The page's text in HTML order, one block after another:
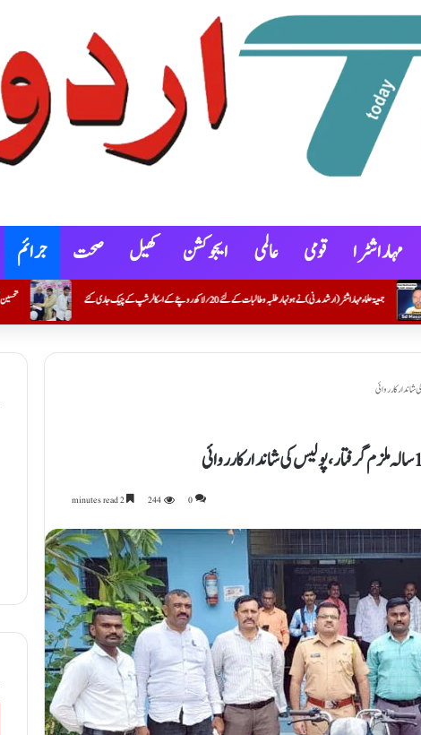
مہاراشٹرا قومی عالمی ایجوکشن کھیل صحت جرائم
تحسین شیخ۔ مجاور کو پی ایچ ڈی کو ڈگری تفویض لاکھ روپئے کے اسکالرشپ کے چیک جاری کئے
0
244